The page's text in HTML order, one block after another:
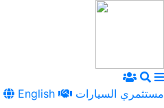
English مستثمري السيارات